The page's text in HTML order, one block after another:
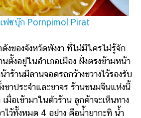
เฟซบุ๊ก Pornpimol Pirat
องจังหวัดพังงา ที่ไม่มีใครไม่รู้จัก
ตั้งอยู่ในอำเภอเมือง ฝั่งตรงข้ามหน้า
าร้านมีลานจอดรถกว้างขวางไว้รองรับ
ขาประจำและขาจร ร้านขนมจีนแห่งนี้
มื่อเข้ามาในตัวร้าน ลูกค้าจะเห็นทาง
ไว้ทั้งหมด 4 อย่าง คือน้ำยากะทิ น้ำ